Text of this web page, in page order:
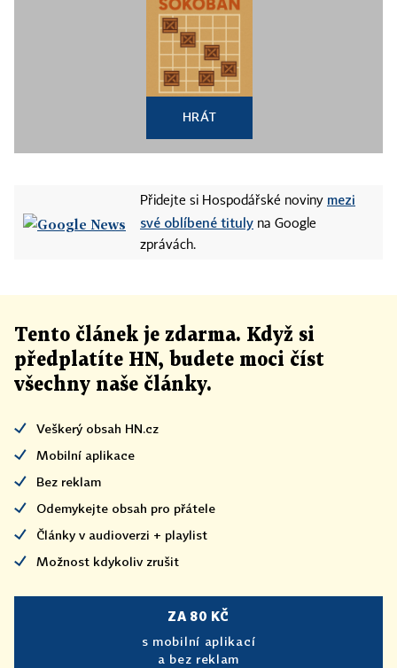
HRÁT
Přidejte si Hospodářské noviny mezi
své oblíbené tituly na Google
zprávách.
Tento článek je zdarma. Když si
předplatíte HN, budete moci číst
všechny naše články.
Veškerý obsah HN.cz
Mobilní aplikace
Bez reklam
Odemykejte obsah pro přátele
Články v audioverzi + playlist
Možnost kdykoliv zrušit
ZA 80 KČ
s mobilní aplikací
a bez reklam